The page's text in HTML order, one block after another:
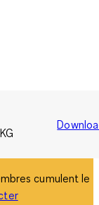
cumulent le